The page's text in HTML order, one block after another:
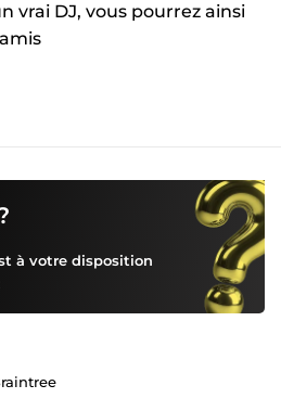
vrai DJ, vous pourrez ainsi
à votre disposition